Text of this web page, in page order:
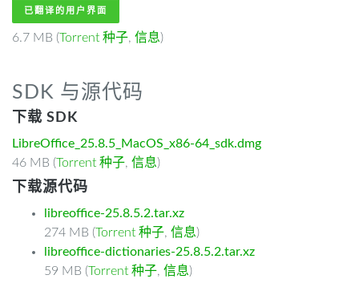
已翻译的用户界面
6.7 MB (Torrent 种子, 信息)
SDK 与源代码
下载 SDK
LibreOffice_25.8.5_MacOS_x86-64_sdk.dmg
46 MB (Torrent 种子, 信息)
下载源代码
libreoffice-25.8.5.2.tar.xz
274 MB (Torrent 种子, 信息)
libreoffice-dictionaries-25.8.5.2.tar.xz
59 MB (Torrent 种子, 信息)